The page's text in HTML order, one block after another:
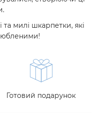
та милі шкарпетки, які
Готовий подарунок